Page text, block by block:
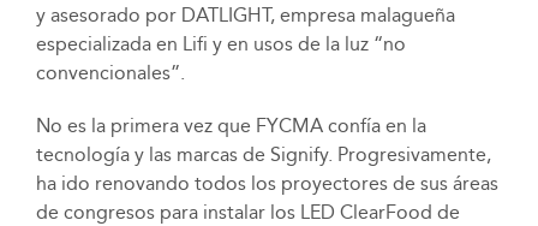
y asesorado por DATLIGHT, empresa malagueña
especializada en Lifi y en usos de la luz “no
convencionales”.
No es la primera vez que FYCMA confía en la
tecnología y las marcas de Signify. Progresivamente,
ha ido renovando todos los proyectores de sus áreas
de congresos para instalar los LED ClearFood de